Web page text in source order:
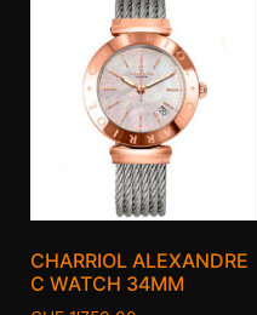
CHARRIOL ALEXANDRE
C WATCH 34MM